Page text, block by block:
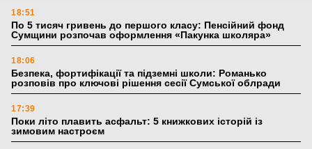
18:51
По 5 тисяч гривень до першого класу: Пенсійний фонд
Сумщини розпочав оформлення «Пакунка школяра»
18:06
Безпека, фортифікації та підземні школи: Романько
розповів про ключові рішення сесії Сумської облради
17:39
Поки літо плавить асфальт: 5 книжкових історій із
зимовим настроєм